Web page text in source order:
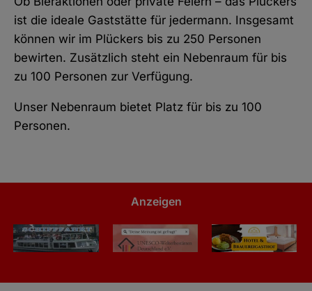
ist die ideale Gaststätte für jedermann. Insgesamt
können wir im Plückers bis zu 250 Personen
bewirten. Zusätzlich steht ein Nebenraum für bis
zu 100 Personen zur Verfügung.
Unser Nebenraum bietet Platz für bis zu 100
Personen.
Anzeigen